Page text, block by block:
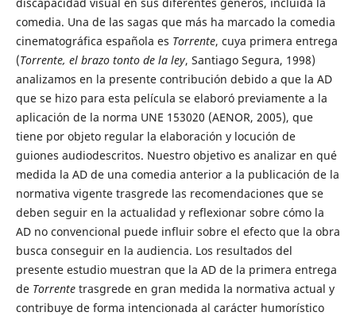
comedia. Una de las sagas que más ha marcado la comedia
cinematográfica española es Torrente, cuya primera entrega
(Torrente, el brazo tonto de la ley, Santiago Segura, 1998)
analizamos en la presente contribución debido a que la AD
que se hizo para esta película se elaboró previamente a la
aplicación de la norma UNE 153020 (AENOR, 2005), que
tiene por objeto regular la elaboración y locución de
guiones audiodescritos. Nuestro objetivo es analizar en qué
medida la AD de una comedia anterior a la publicación de la
normativa vigente trasgrede las recomendaciones que se
deben seguir en la actualidad y reflexionar sobre cómo la
AD no convencional puede influir sobre el efecto que la obra
busca conseguir en la audiencia. Los resultados del
presente estudio muestran que la AD de la primera entrega
de Torrentetrasgrede en gran medida la normativa actual y
contribuye de forma intencionada al carácter humorístico